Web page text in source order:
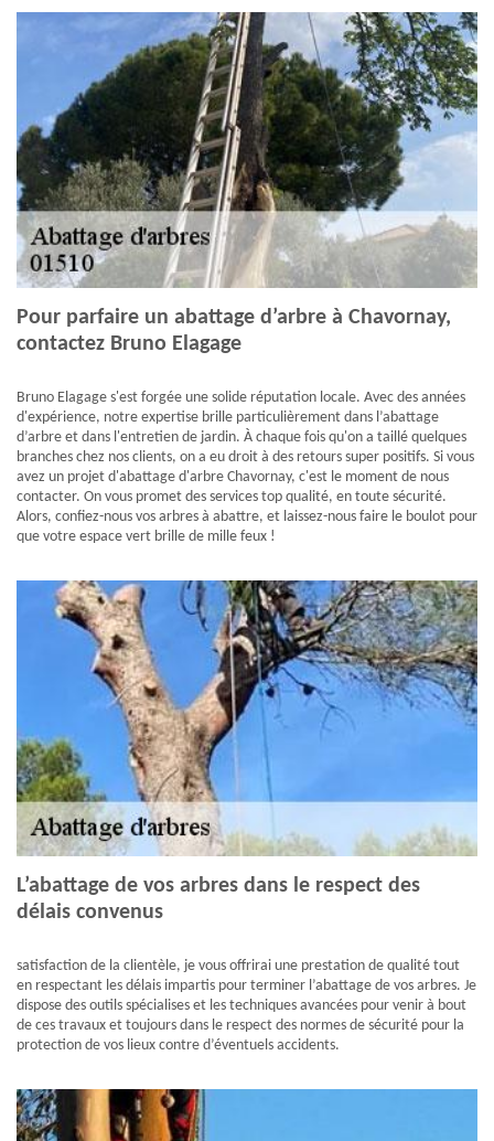
Pour parfaire un abattage d’arbre à Chavornay,
contactez Bruno Elagage
Bruno Elagage s'est forgée une solide réputation locale. Avec des années
d'expérience, notre expertise brille particulièrement dans l’abattage
d’arbre et dans l'entretien de jardin. À chaque fois qu'on a taillé quelques
branches chez nos clients, on a eu droit à des retours super positifs. Si vous
avez un projet d'abattage d'arbre Chavornay, c'est le moment de nous
contacter. On vous promet des services top qualité, en toute sécurité.
Alors, confiez-nous vos arbres à abattre, et laissez-nous faire le boulot pour
que votre espace vert brille de mille feux !
L’abattage de vos arbres dans le respect des
délais convenus
satisfaction de la clientèle, je vous offrirai une prestation de qualité tout
en respectant les délais impartis pour terminer l’abattage de vos arbres. Je
dispose des outils spécialises et les techniques avancées pour venir à bout
de ces travaux et toujours dans le respect des normes de sécurité pour la
protection de vos lieux contre d’éventuels accidents.